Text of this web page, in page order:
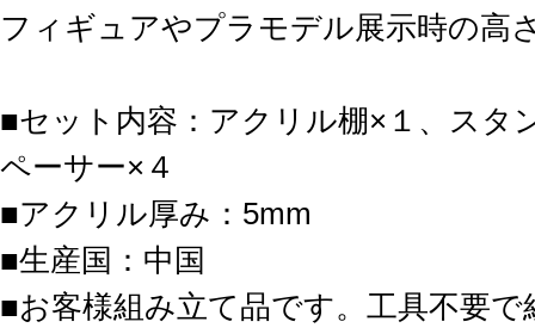
フィギュアやプラモデル展示時の高
■セット内容：アクリル棚×１、スタ
ペーサー×４
■アクリル厚み：5mm
■生産国：中国
■お客様組み立て品です。工具不要